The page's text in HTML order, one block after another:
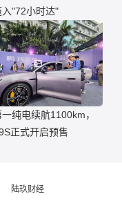
入"72小时达"
纯电续航1100km，
正式开启预售
陆玖财经